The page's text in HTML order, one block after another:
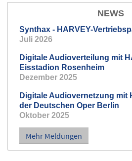
NEWS
Synthax - HARVEY-
Juli 2026
Digitale Audioverteilung mit
Eisstadion Rosenheim
Dezember 2025
Digitale Audiovernetzung mit
der Deutschen Oper Berlin
Oktober 2025
Mehr Meldungen